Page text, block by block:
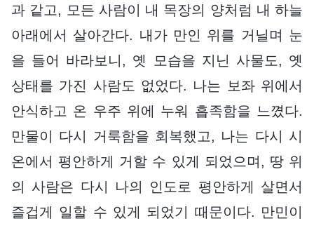
과 같고, 모든 사람이 내 목장의 양처럼 내 하늘
아래에서 살아간다. 내가 만인 위를 거닐며 눈
을 들어 바라보니, 옛 모습을 지닌 사물도, 옛
상태를 가진 사람도 없었다. 나는 보좌 위에서
안식하고 온 우주 위에 누워 흡족함을 느꼈다.
만물이 다시 거룩함을 회복했고, 나는 다시 시
온에서 평안하게 거할 수 있게 되었으며, 땅 위
의 사람은 다시 나의 인도로 평안하게 살면서
즐겁게 일할 수 있게 되었기 때문이다. 만민이